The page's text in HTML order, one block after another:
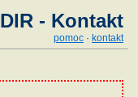
DIR - Kontakt
pomoc · kontakt